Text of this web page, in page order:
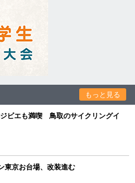
もっと見る
ビエも満喫 鳥取のサイクリングイ
京お台場、改装進む